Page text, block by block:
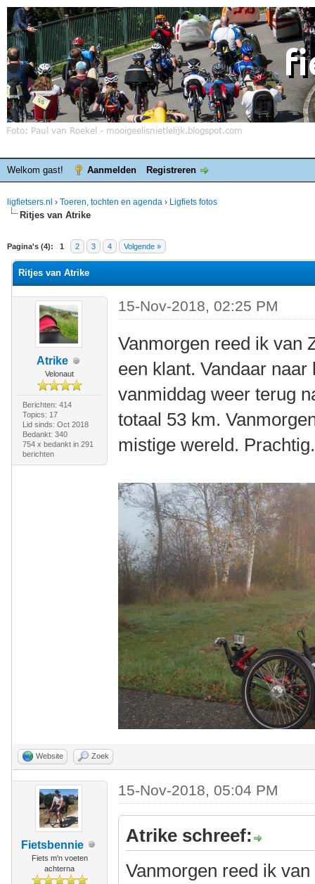
Welkom gast! Aanmelden Registreren
ligfietsers.nl › Toeren, tochten en agenda › Ligfiets fotos
Ritjes van Atrike
Pagina's (4): 1 2 3 4 Volgende »
waardering is 0
Ritjes van Atrike
Atrike
Velonaut
Berichten: 414
Topics: 17
Lid sinds: Oct 2018
Bedankt: 340
754 x bedankt in 291
berichten
15-Nov-2018, 02:25 PM
Vanmorgen reed ik van
een klant. Vandaar
vanmiddag weer terug
totaal 53 km.
mistige wereld. Prachtig.
Website Zoek
Fietsbennie
Fiets m'n voeten
achterna
15-Nov-2018, 05:04 PM
Atrike schreef:
Vanmorgen reed ik